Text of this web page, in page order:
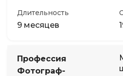
Длительность
9 месяцев
Профессия
Фотограф-